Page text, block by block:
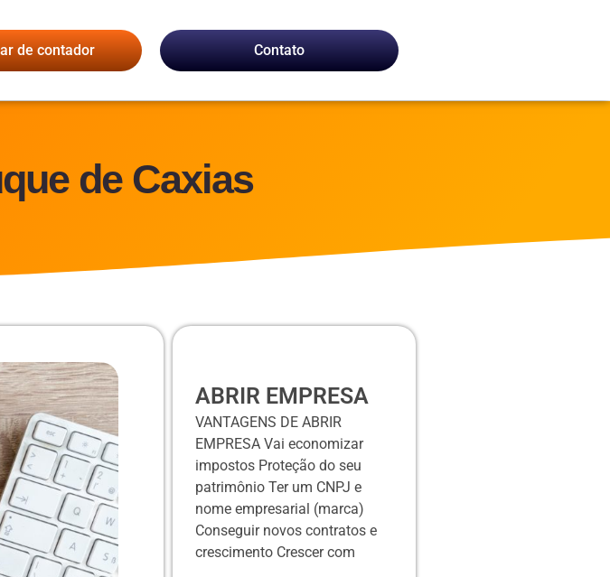
de contador Contato
de Caxias
ABRIR EMPRESA
VANTAGENS DE ABRIR
EMPRESA Vai economizar
impostos Proteção do seu
patrimônio Ter um CNPJ e
nome empresarial (marca)
Conseguir novos contratos e
crescimento Crescer com